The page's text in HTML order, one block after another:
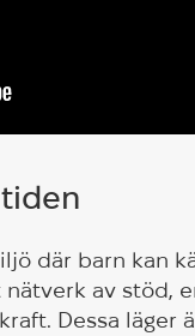
där barn kan
av stöd,
Dessa läger